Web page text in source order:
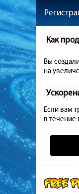
Как
Вы
на
Если вам
в течение